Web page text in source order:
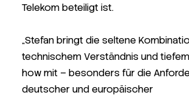
Telekom beteiligt ist.
„Stefan bringt die seltene
technischem Verständnis und
how mit – besonders für die
deutscher und europäischer